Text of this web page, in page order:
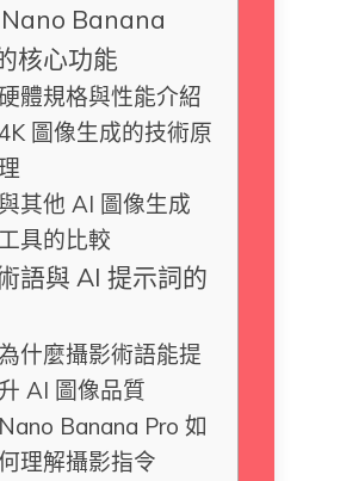
Banana
核心功能
體規格與性能介紹
4K 圖像生成的技術原
與其他 AI 圖像生成
工具的比較
語與 AI 提示詞的
什麼攝影術語能提
升 AI 圖像品質
Nano Banana Pro 如
理解攝影指令